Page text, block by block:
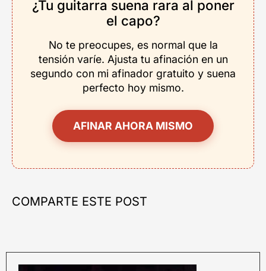
¿Tu guitarra suena rara al poner
el capo?
No te preocupes, es normal que la
tensión varíe. Ajusta tu afinación en un
segundo con mi afinador gratuito y suena
perfecto hoy mismo.
AFINAR AHORA MISMO
COMPARTE ESTE POST